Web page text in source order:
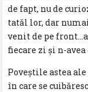
de fapt, nu de
tatăl lor, dar
venit de pe
fiecare zi şi n-
Poveştile astea
în care se